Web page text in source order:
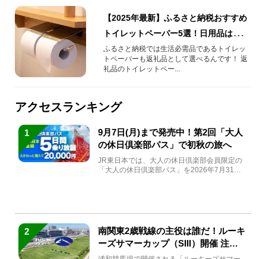
【2025年最新】ふるさと納税おすすめ
トイレットペーパー5選！日用品はふる
さと納税でそろえよう！
ふるさと納税では生活必需品であるトイレッ
トペーパーも返礼品として選べるんです！ 返
礼品のトイレットペー...
アクセスランキング
1
9月7日(月)まで発売中！第2回「大人
の休日倶楽部パス」で初秋の旅へ
JR東日本では、大人の休日倶楽部会員限定の
「大人の休日倶楽部パス」を2026年7月31日
2
南関東2歳戦線の主役は誰だ！ルーキ
ーズサマーカップ（SIII）開催 注目
馬と見どころをチェック